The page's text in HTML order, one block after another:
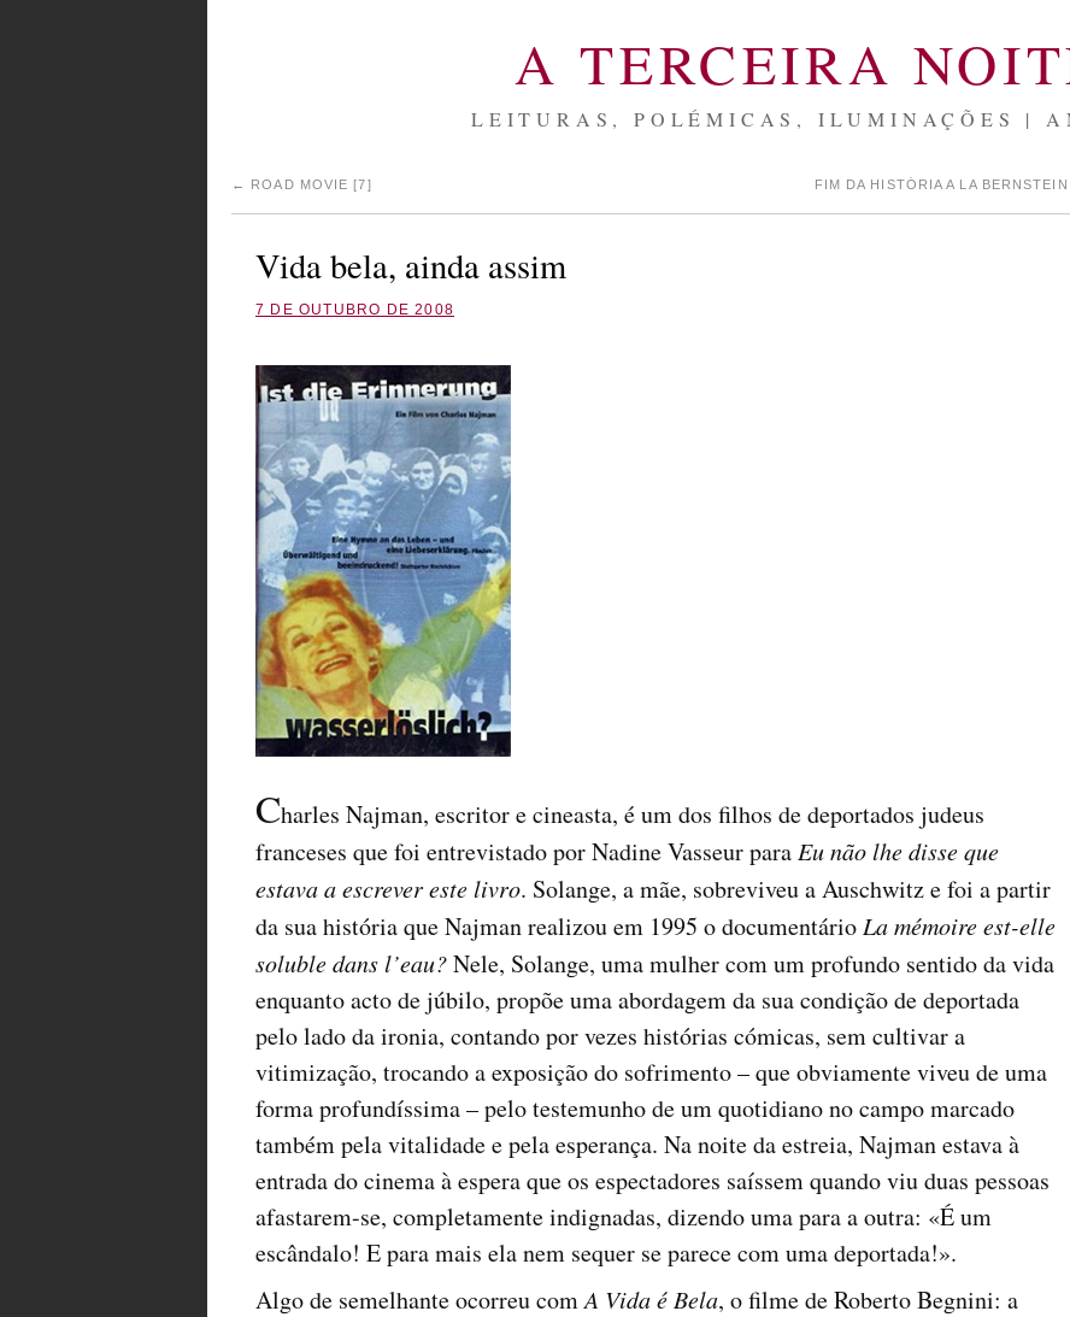
A TERCEIRA
LEITURAS, POLÉMICAS, ILUMINAÇÕES |
← ROAD MOVIE [7] FIM DA HISTÓRIA A LA BERNSTEIN
Vida bela, ainda assim
7 DE OUTUBRO DE 2008
Charles Najman, escritor e cineasta, é um dos filhos de deportados judeus
franceses que foi entrevistado por Nadine Vasseur para Eu não lhe disse que
estava a escrever este livro. Solange, a mãe, sobreviveu a Auschwitz e foi a partir
da sua história que Najman realizou em 1995 o documentário La mémoire est-elle
soluble dans l’eau?Nele, Solange, uma mulher com um profundo sentido da vida
enquanto acto de júbilo, propõe uma abordagem da sua condição de deportada
pelo lado da ironia, contando por vezes histórias cómicas, sem cultivar a
vitimização, trocando a exposição do sofrimento – que obviamente viveu de uma
forma profundíssima – pelo testemunho de um quotidiano no campo marcado
também pela vitalidade e pela esperança. Na noite da estreia, Najman estava à
entrada do cinema à espera que os espectadores saíssem quando viu duas pessoas
afastarem-se, completamente indignadas, dizendo uma para a outra: «É um
escândalo! E para mais ela nem sequer se parece com uma deportada!».
Algo de semelhante ocorreu comA Vida é Bela, o filme de Roberto Begnini: a